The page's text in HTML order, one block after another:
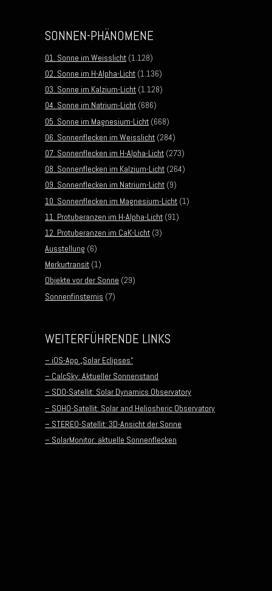
SONNEN-PHÄNOMENE
01. Sonne im Weisslicht (1.128)
02. Sonne im H-Alpha-Licht (1.136)
03. Sonne im Kalzium-Licht (1.128)
04. Sonne im Natrium-Licht (686)
05. Sonne im Magnesium-Licht (668)
06. Sonnenflecken im Weisslicht (284)
07. Sonnenflecken im H-Alpha-Licht (273)
08. Sonnenflecken im Kalzium-Licht (264)
09. Sonnenflecken im Natrium-Licht (9)
10. Sonnenflecken im Magnesium-Licht (1)
11. Protuberanzen im H-Alpha-Licht (91)
12. Protuberanzen im CaK-Licht (3)
Ausstellung (6)
Merkurtransit (1)
Objekte vor der Sonne (29)
Sonnenfinsternis (7)
WEITERFÜHRENDE LINKS
– iOS-App „Solar Eclipses“
– CalcSky: Aktueller Sonnenstand
– SDO-Satellit: Solar Dynamics Observatory
– SOHO-Satellit: Solar and Heliosheric Observatory
– STEREO-Satellit: 3D-Ansicht der Sonne
– SolarMonitor: aktuelle Sonnenflecken